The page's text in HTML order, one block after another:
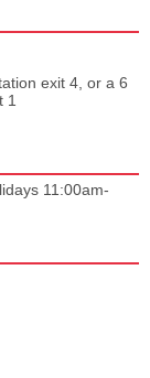
exit 4, or a 6
1
11:00am-